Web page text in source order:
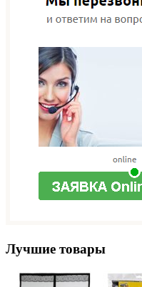
Лучшие товары